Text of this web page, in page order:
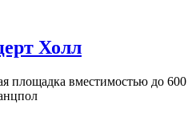
Холл
площадка вместимостью до 600